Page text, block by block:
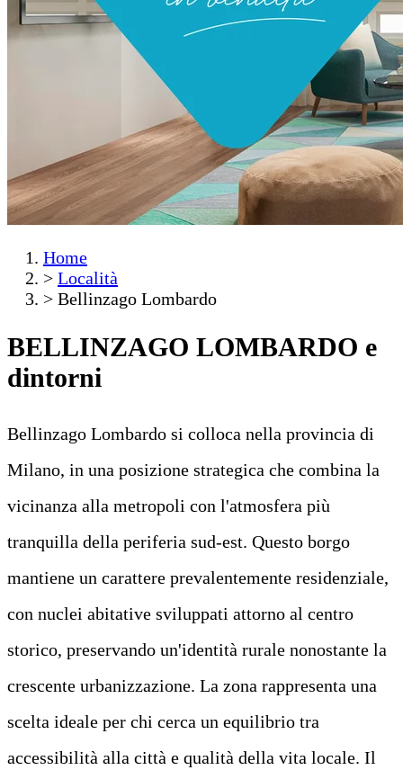
Home
> Località
> Bellinzago Lombardo
BELLINZAGO LOMBARDO e
dintorni
Bellinzago Lombardo si colloca nella provincia di
Milano, in una posizione strategica che combina la
vicinanza alla metropoli con l'atmosfera più
tranquilla della periferia sud-est. Questo borgo
mantiene un carattere prevalentemente residenziale,
con nuclei abitative sviluppati attorno al centro
storico, preservando un'identità rurale nonostante la
crescente urbanizzazione. La zona rappresenta una
scelta ideale per chi cerca un equilibrio tra
accessibilità alla città e qualità della vita locale. Il